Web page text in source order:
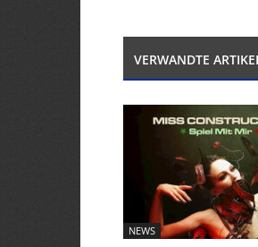
VERWANDTE
NEWS